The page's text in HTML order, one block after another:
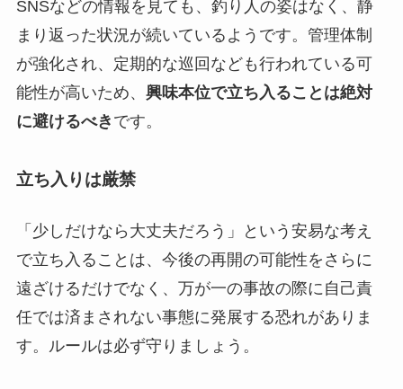
SNSなどの情報を見ても、釣り人の姿はなく、静
まり返った状況が続いているようです。管理体制
が強化され、定期的な巡回なども行われている可
能性が高いため、 興味本位で立ち入ることは絶対
に避けるべき です。
立ち入りは厳禁
「少しだけなら大丈夫だろう」という安易な考え
で立ち入ることは、今後の再開の可能性をさらに
遠ざけるだけでなく、万が一の事故の際に自己責
任では済まされない事態に発展する恐れがありま
す。ルールは必ず守りましょう。